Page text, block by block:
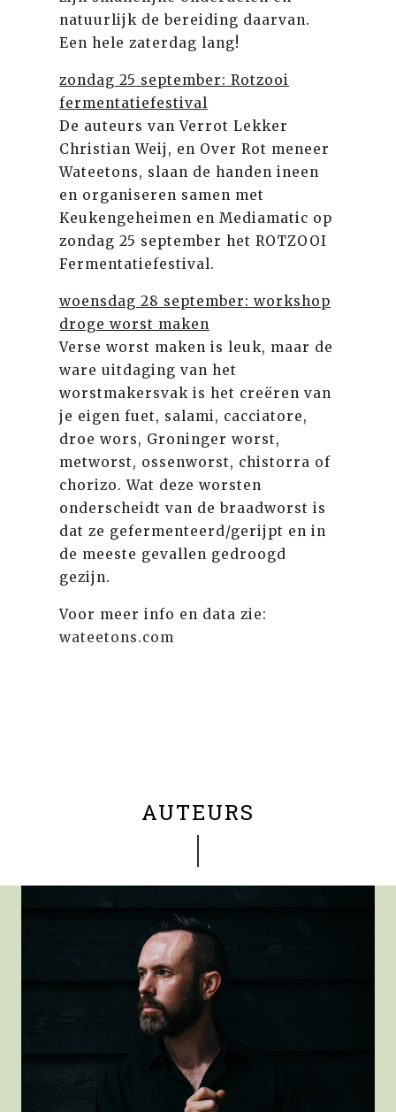
natuurlijk de bereiding daarvan.
Een hele zaterdag lang!
zondag 25 september: Rotzooi
fermentatiefestival
De auteurs van Verrot Lekker
Christian Weij, en Over Rot meneer
Wateetons, slaan de handen ineen
en organiseren samen met
Keukengeheimen en Mediamatic op
zondag 25 september het ROTZOOI
Fermentatiefestival.
woensdag 28 september: workshop
droge worst maken
Verse worst maken is leuk, maar de
ware uitdaging van het
worstmakersvak is het creëren van
je eigen fuet, salami, cacciatore,
droe wors, Groninger worst,
metworst, ossenworst, chistorra of
chorizo. Wat deze worsten
onderscheidt van de braadworst is
dat ze gefermenteerd/gerijpt en in
de meeste gevallen gedroogd
gezijn.
Voor meer info en data zie:
wateetons.com
AUTEURS